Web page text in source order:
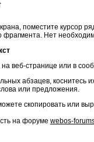
поместите курсор
фрагмента. Нет
веб-странице или в
абзацев, коснитесь
или предложения.
скопировать или
на форуме webos-